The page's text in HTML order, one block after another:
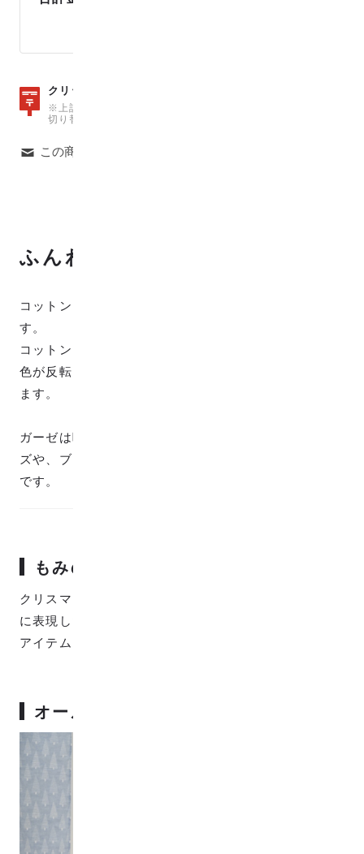
クリックポストは、
※上記の数量を超えた場合は、自動で宅急便での発送料金に
切り替わりますのでご注意ください。
この商品について問い合わせる
ふんわりやわらかWガーゼ生地
コットン100%のふんわりやわらかなWガーゼ生地で
す。
コットン100%で透け感はほとんどなく、裏面は表面と
色が反転していて裏表リバーシブルでお使いいただけ
ます。
ガーゼは吸水性がいい素材ですので汗かきの子供グッ
ズや、ブラウス、ワンピースなどお洋服にもオススメ
です。
もみの木がモチーフ
クリスマスツリーに用いられる「もみの木」を抽象的
に表現した生地です。線画の葉が主張しすぎず様々な
アイテムに馴染みます。
オールシーズン使える